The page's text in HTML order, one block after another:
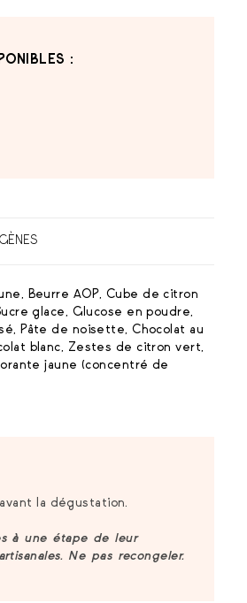
:
Beurre AOP, Cube de citron
glace, Glucose en poudre,
Pâte de noisette, Chocolat au
blanc, Zestes de citron vert,
jaune (concentré de
la dégustation.
à une étape de leur
Ne pas recongeler.